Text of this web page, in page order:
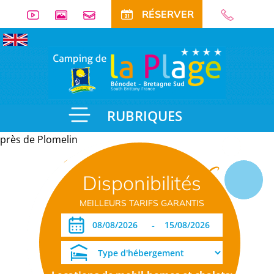
RÉSERVER
RUBRIQUES
Disponibilités
MEILLEURS TARIFS GARANTIS
-
près de Plomelin
Informations
pratiques